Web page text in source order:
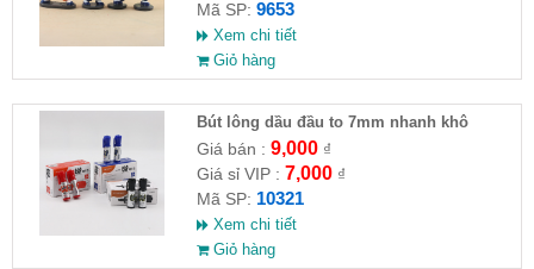
Mã SP: 9653
Xem chi tiết
Giỏ hàng
Bút lông dầu đầu to 7mm nhanh khô
Giá bán : 9,000₫
Giá sỉ VIP : 7,000₫
Mã SP: 10321
Xem chi tiết
Giỏ hàng